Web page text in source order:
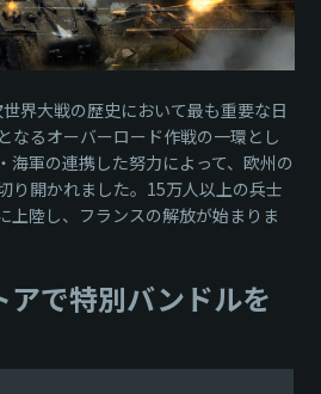
界大戦の歴史において最も重要な日
なるオーバーロード作戦の一環とし
海軍の連携した努力によって、欧州の
り開かれました。15万人以上の兵士
上陸し、フランスの解放が始まりま
で特別バンドルを